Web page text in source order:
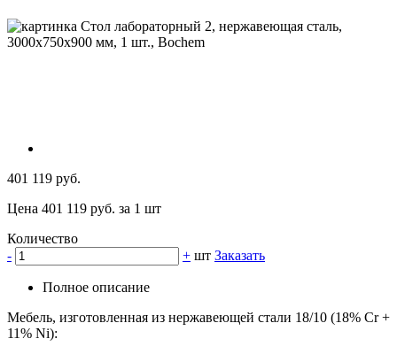
401 119 руб.
Цена 401 119 руб. за 1 шт
Количество
-
+ шт Заказать
Полное описание
Мебель, изготовленная из нержавеющей стали 18/10 (18% Cr +
11% Ni):